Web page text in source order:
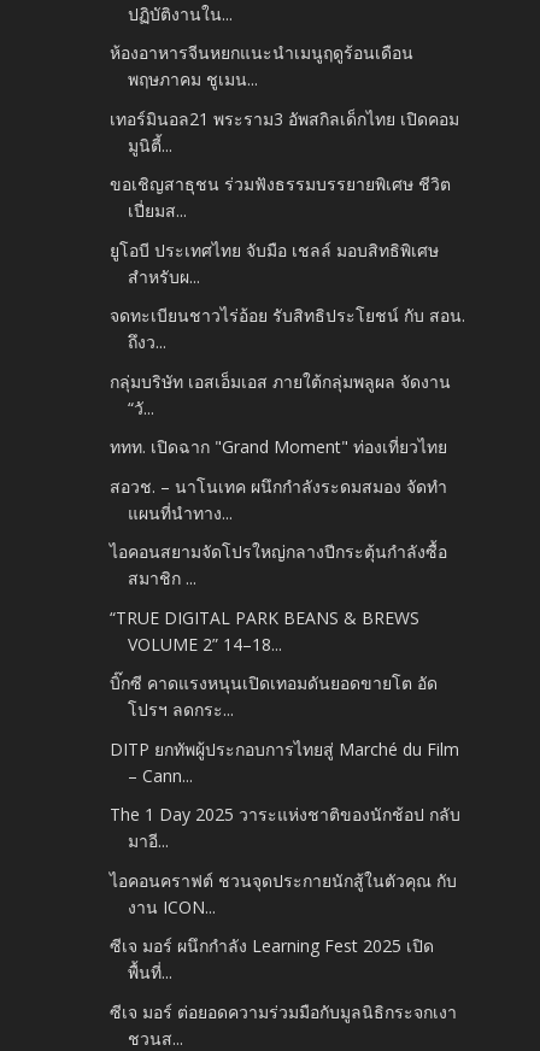
ปฏิบัติงานใน...
ห้องอาหารจีนหยกแนะนำเมนูฤดูร้อนเดือน
พฤษภาคม​ ชูเมน...
เทอร์มินอล21 พระราม3 อัพสกิลเด็กไทย เปิดคอม
มูนิตี้...
ขอเชิญสาธุชน ร่วมฟังธรรมบรรยายพิเศษ ชีวิต
เปี่ยมส...
ยูโอบี ประเทศไทย จับมือ เชลล์ มอบสิทธิพิเศษ
สำหรับผ...
จดทะเบียนชาวไร่อ้อย รับสิทธิประโยชน์ กับ สอน.
ถึงว...
กลุ่มบริษัท เอสเอ็มเอส ภายใต้กลุ่มพลูผล จัดงาน
“วั...
ททท. เปิดฉาก "Grand Moment" ท่องเที่ยวไทย
สอวช. – นาโนเทค ผนึกกำลังระดมสมอง จัดทำ
แผนที่นำทาง...
ไอคอนสยามจัดโปรใหญ่กลางปี​กระตุ้นกำลังซื้อ
สมาชิก​ ...
“TRUE DIGITAL PARK BEANS & BREWS
VOLUME 2” 14–18...
บิ๊กซี คาดแรงหนุนเปิดเทอมดันยอดขายโต อัด
โปรฯ ลดกระ...
DITP ยกทัพผู้ประกอบการไทยสู่ Marché du Film
– Cann...
The 1 Day 2025​ วาระแห่งชาติของนักช้อป กลับ
มาอี...
ไอคอนคราฟต์ ชวนจุดประกายนักสู้ในตัวคุณ กับ
งาน ICON...
ซีเจ มอร์ ผนึกกำลัง Learning Fest 2025 เปิด
พื้นที่...
ซีเจ มอร์ ต่อยอดความร่วมมือกับมูลนิธิกระจกเงา
ชวนส...